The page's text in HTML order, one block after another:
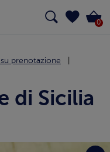
0
prenotazione
di Sicilia